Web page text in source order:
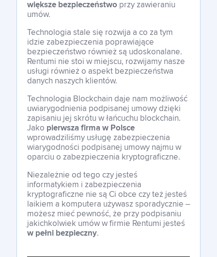
English
większe bezpieczeństwo przy zawieraniu
umów.
Technologia stale się rozwija a co za tym
idzie zabezpieczenia poprawiające
bezpieczeństwo również są udoskonalane.
Rentumi nie stoi w miejscu, rozwijamy nasze
usługi również o aspekt bezpieczeństwa
danych naszych klientów.
Technologia Blockchain daje nam możliwość
uwiarygodnienia podpisanej umowy dzięki
zapisaniu jej skrótu w łańcuchu blockchain.
Jako pierwsza firma w Polsce
wprowadziliśmy usługę zabezpieczenia
wiarygodności podpisanej umowy najmu w
oparciu o zabezpieczenia kryptograficzne.
Niezależnie od tego czy jesteś
informatykiem i zabezpieczenia
kryptograficzne nie są Ci obce czy też jesteś
laikiem a komputera używasz sporadycznie –
możesz mieć pewność, że przy podpisaniu
jakichkolwiek umów w firmie Rentumi jesteś
w pełni bezpieczny.